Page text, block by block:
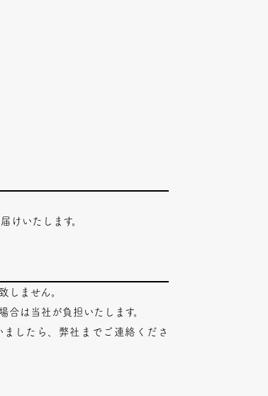
けいたします。
しません。
合は当社が負担いたします。
したら、弊社までご連絡くださ